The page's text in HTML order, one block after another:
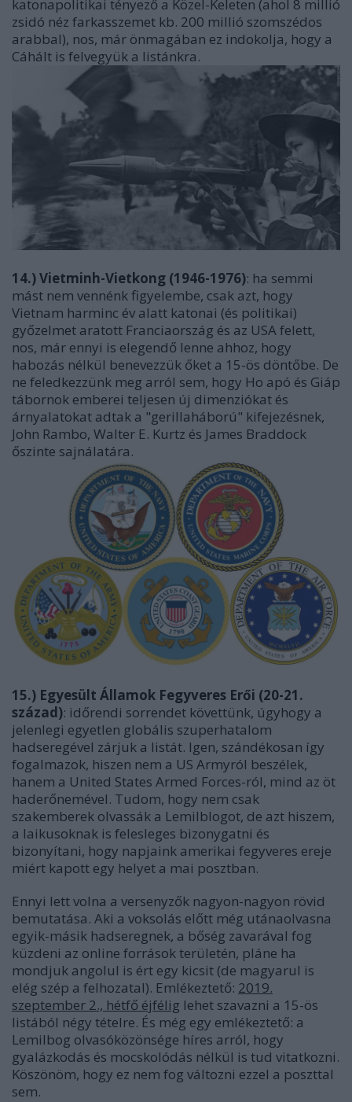
katonapolitikai tényező a Közel-Keleten (ahol 8 millió
zsidó néz farkasszemet kb. 200 millió szomszédos
arabbal), nos, már önmagában ez indokolja, hogy a
Cáhált is felvegyük a listánkra.
14.) Vietminh-Vietkong (1946-1976): ha semmi
mást nem vennénk figyelembe, csak azt, hogy
Vietnam harminc év alatt katonai (és politikai)
győzelmet aratott Franciaország és az USA felett,
nos, már ennyi is elegendő lenne ahhoz, hogy
habozás nélkül benevezzük őket a 15-ös döntőbe. De
ne feledkezzünk meg arról sem, hogy Ho apó és Giáp
tábornok emberei teljesen új dimenziókat és
árnyalatokat adtak a "gerillaháború" kifejezésnek,
John Rambo, Walter E. Kurtz és James Braddock
őszinte sajnálatára.
15.) Egyesült Államok Fegyveres Erői (20-21.
század): időrendi sorrendet követtünk, úgyhogy a
jelenlegi egyetlen globális szuperhatalom
hadseregével zárjuk a listát. Igen, szándékosan így
fogalmazok, hiszen nem a US Armyról beszélek,
hanem a United States Armed Forces-ról, mind az öt
haderőnemével. Tudom, hogy nem csak
szakemberek olvassák a Lemilblogot, de azt hiszem,
a laikusoknak is felesleges bizonygatni és
bizonyítani, hogy napjaink amerikai fegyveres ereje
miért kapott egy helyet a mai posztban.
Ennyi lett volna a versenyzők nagyon-nagyon rövid
bemutatása. Aki a voksolás előtt még utánaolvasna
egyik-másik hadseregnek, a bőség zavarával fog
küzdeni az online források területén, pláne ha
mondjuk angolul is ért egy kicsit (de magyarul is
elég szép a felhozatal). Emlékeztető: 2019.
szeptember 2., hétfő éjfélig lehet szavazni a 15-ös
listából négy tételre. És még egy emlékeztető: a
Lemilbog olvasóközönsége híres arról, hogy
gyalázkodás és mocskolódás nélkül is tud vitatkozni.
Köszönöm, hogy ez nem fog változni ezzel a poszttal
sem.